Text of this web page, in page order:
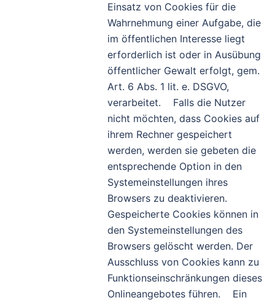
Einsatz von Cookies für die
Wahrnehmung einer Aufgabe, die
im öffentlichen Interesse liegt
erforderlich ist oder in Ausübung
öffentlicher Gewalt erfolgt, gem.
Art. 6 Abs. 1 lit. e. DSGVO,
verarbeitet. Falls die Nutzer
nicht möchten, dass Cookies auf
ihrem Rechner gespeichert
werden, werden sie gebeten die
entsprechende Option in den
Systemeinstellungen ihres
Browsers zu deaktivieren.
Gespeicherte Cookies können in
den Systemeinstellungen des
Browsers gelöscht werden. Der
Ausschluss von Cookies kann zu
Funktionseinschränkungen dieses
Onlineangebotes führen. Ein